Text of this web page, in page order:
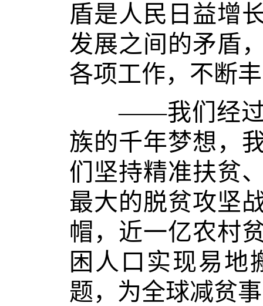
盾是人民日益增
发展之间的矛盾
各项工作，不断
——我们经过接
族的千年梦想，
们坚持精准扶贫
最大的脱贫攻坚
帽，近一亿农村
困人口实现易地
题，为全球减贫